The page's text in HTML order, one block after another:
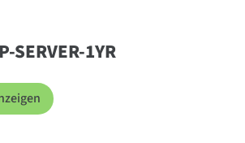
SERVER-1YR